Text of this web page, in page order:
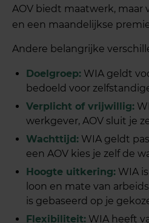
AOV biedt maatwerk, maar
en een maandelijkse
Andere belangrijke
Doelgroep: WIA geldt
bedoeld voor
Verplicht of vrijwillig:
werkgever, AOV sluit je
Wachttijd: WIA geldt
een AOV kies je zelf de
Hoogte uitkering: WIA
loon en mate van
is gebaseerd op je
Flexibiliteit: WIA heeft